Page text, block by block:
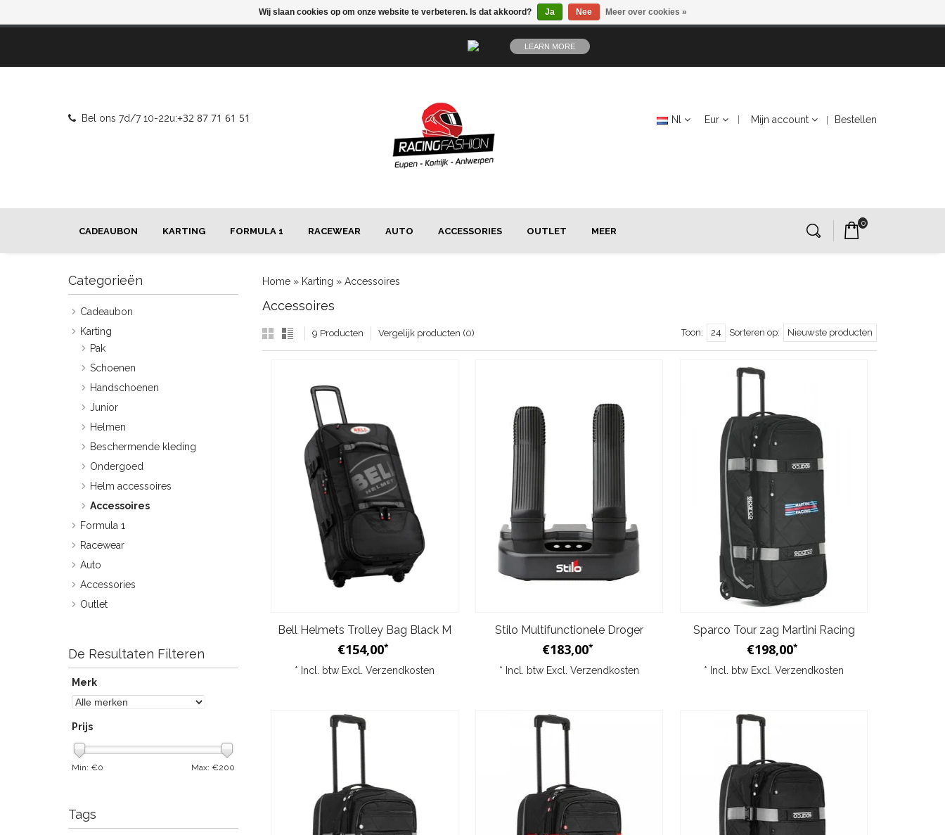
LEARN MORE
Bel ons 7d/7 10-22u:+32 87 71 61 51 Nl Eur Mijn account Bestellen
CADEAUBON KARTING FORMULA 1 RACEWEAR AUTO ACCESSORIES OUTLET MEER
0
Home » Karting » Accessoires
Accessoires
9 Producten Vergelijk producten (0) Sorteren op: Nieuwste producten
Toon: 24
Bell Helmets Trolley Bag Black M
€154,00*
* Incl. btw Excl. Verzendkosten
Stilo Multifunctionele Droger
€183,00*
* Incl. btw Excl. Verzendkosten
Sparco Tour zag Martini Racing
€198,00*
* Incl. btw Excl. Verzendkosten
Categorieën
Cadeaubon
Karting
Pak
Schoenen
Handschoenen
Junior
Helmen
Beschermende kleding
Ondergoed
Helm accessoires
Accessoires
Formula 1
Racewear
Auto
Accessories
Outlet
De Resultaten Filteren
Merk
Prijs
Min: €0 Max: €200
Tags
Wij slaan cookies op om onze website te verbeteren. Is dat akkoord? Ja Nee Meer over cookies »